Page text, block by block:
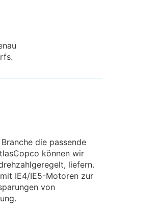
die passende
können wir
liefern.
IE4/IE5-Motoren zur
von